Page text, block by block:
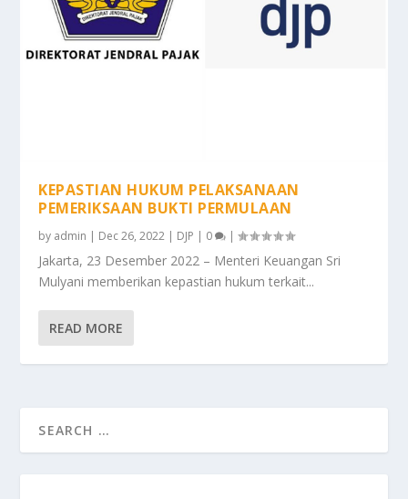
KEPASTIAN HUKUM PELAKSANAAN
PEMERIKSAAN BUKTI PERMULAAN
by admin | Dec 26, 2022 | DJP | 0 |
Jakarta, 23 Desember 2022 – Menteri Keuangan Sri
Mulyani memberikan kepastian hukum terkait...
READ MORE